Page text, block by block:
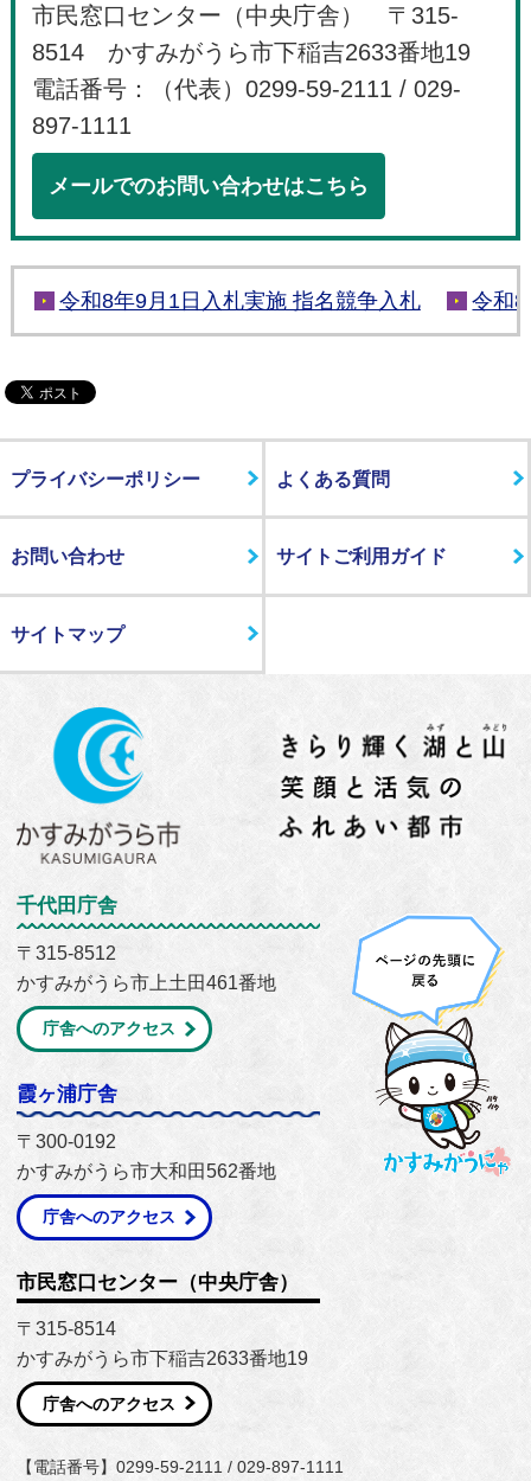
市民窓口センター（中央庁舎） 〒315-
8514 かすみがうら市下稲吉2633番地19
電話番号：（代表）0299-59-2111 / 029-
897-1111
メールでのお問い合わせはこちら
令和8年9月1日入札実施 指名競争入札 令和
プライバシーポリシー よくある質問
お問い合わせ サイトご利用ガイド
サイトマップ
千代田庁舎
〒315-8512
かすみがうら市上土田461番地
庁舎へのアクセス
霞ヶ浦庁舎
〒300-0192
かすみがうら市大和田562番地
庁舎へのアクセス
市民窓口センター（中央庁舎）
〒315-8514
かすみがうら市下稲吉2633番地19
庁舎へのアクセス
【電話番号】0299-59-2111 / 029-897-1111